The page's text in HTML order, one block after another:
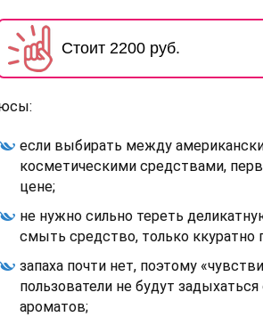
Стоит 2200 руб.
если выбирать между
косметическими средствами,
цене;
не нужно сильно тереть
смыть средство, только ккуратно
запаха почти нет, поэтому
пользователи не будут
ароматов;